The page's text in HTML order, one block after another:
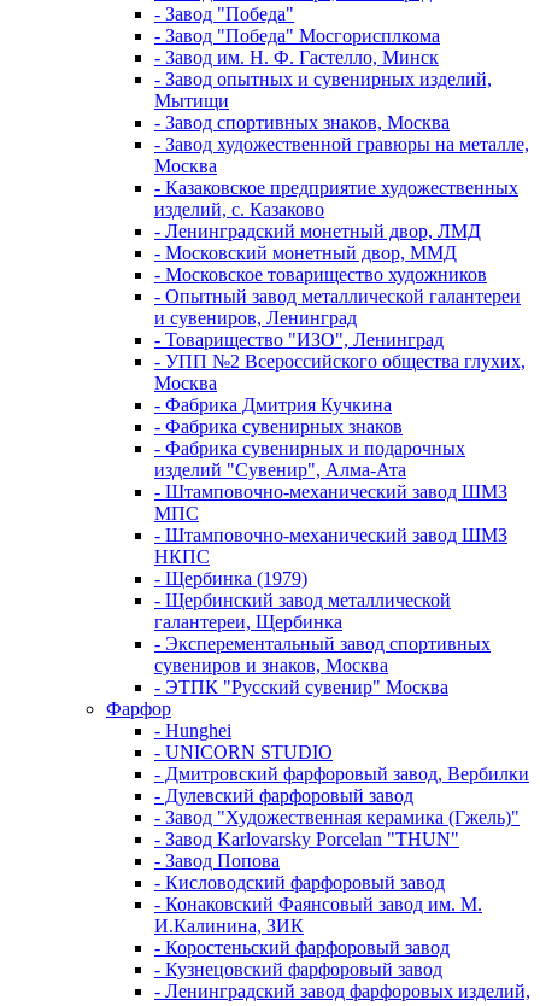
- Завод "Победа"
- Завод "Победа" Мосгорисплкома
- Завод им. Н. Ф. Гастелло, Минск
- Завод опытных и сувенирных изделий,
Мытищи
- Завод спортивных знаков, Москва
- Завод художественной гравюры на металле,
Москва
- Казаковское предприятие художественных
изделий, с. Казаково
- Ленинградский монетный двор, ЛМД
- Московский монетный двор, ММД
- Московское товарищество художников
- Опытный завод металлической галантереи
и сувениров, Ленинград
- Товарищество "ИЗО", Ленинград
- УПП №2 Всероссийского общества глухих,
Москва
- Фабрика Дмитрия Кучкина
- Фабрика сувенирных знаков
- Фабрика сувенирных и подарочных
изделий "Сувенир", Алма-Ата
- Штамповочно-механический завод ШМЗ
МПС
- Штамповочно-механический завод ШМЗ
НКПС
- Щербинка (1979)
- Щербинский завод металлической
галантереи, Щербинка
- Эксперементальный завод спортивных
сувениров и знаков, Москва
- ЭТПК "Русский сувенир" Москва
Фарфор
- Hunghei
- UNICORN STUDIO
- Дмитровский фарфоровый завод, Вербилки
- Дулевский фарфоровый завод
- Завод "Художественная керамика (Гжель)"
- Завод Karlovarsky Porcelan "THUN"
- Завод Попова
- Кисловодский фарфоровый завод
- Конаковский Фаянсовый завод им. М.
И.Калинина, ЗИК
- Коростеньский фарфоровый завод
- Кузнецовский фарфоровый завод
- Ленинградский завод фарфоровых изделий,